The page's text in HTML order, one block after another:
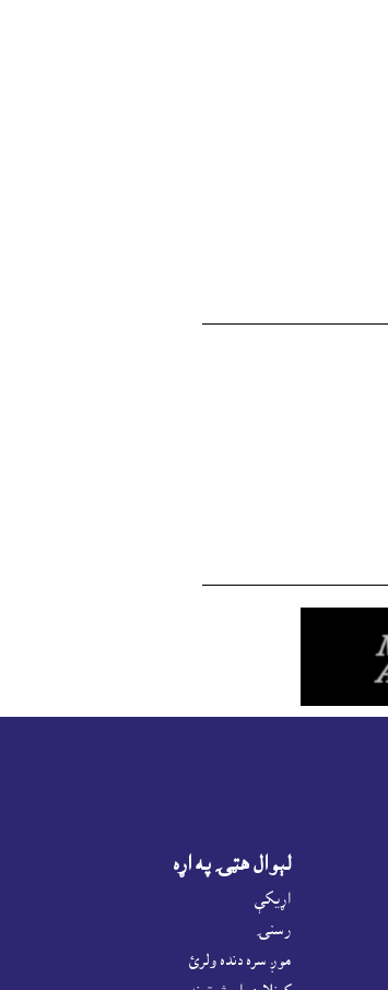
لېوال هټۍ په اړه
اړيکې
رسنۍ
موږ سره دنده ولرئ